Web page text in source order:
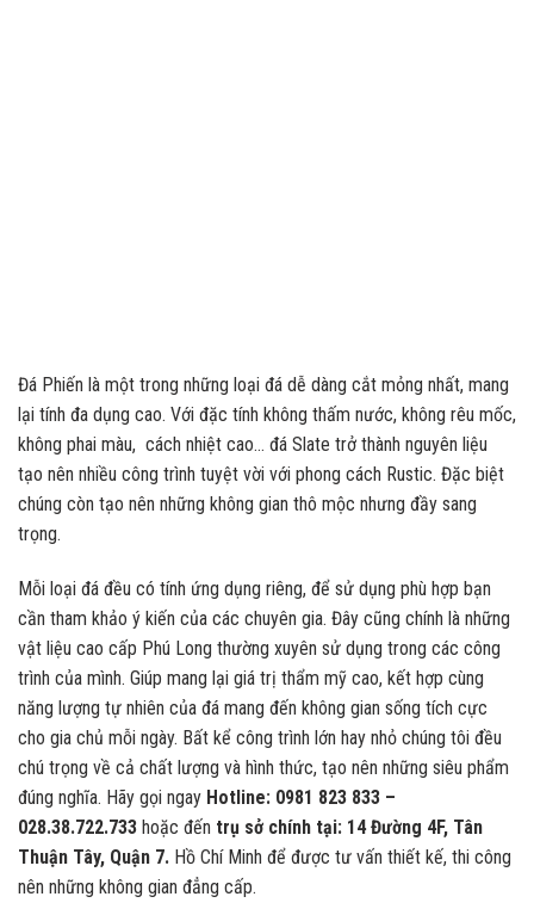
Đá Phiến là một trong những loại đá dễ dàng cắt mỏng nhất, mang
lại tính đa dụng cao. Với đặc tính không thấm nước, không rêu mốc,
không phai màu, cách nhiệt cao… đá Slate trở thành nguyên liệu
tạo nên nhiều công trình tuyệt vời với phong cách Rustic. Đặc biệt
chúng còn tạo nên những không gian thô mộc nhưng đầy sang
trọng.
Mỗi loại đá đều có tính ứng dụng riêng, để sử dụng phù hợp bạn
cần tham khảo ý kiến của các chuyên gia. Đây cũng chính là những
vật liệu cao cấp Phú Long thường xuyên sử dụng trong các công
trình của mình. Giúp mang lại giá trị thẩm mỹ cao, kết hợp cùng
năng lượng tự nhiên của đá mang đến không gian sống tích cực
cho gia chủ mỗi ngày. Bất kể công trình lớn hay nhỏ chúng tôi đều
chú trọng về cả chất lượng và hình thức, tạo nên những siêu phẩm
đúng nghĩa. Hãy gọi ngay Hotline: 0981 823 833 –
028.38.722.733 hoặc đến trụ sở chính tại: 14 Đường 4F, Tân
Thuận Tây, Quận 7. Hồ Chí Minh để được tư vấn thiết kế, thi công
nên những không gian đẳng cấp.